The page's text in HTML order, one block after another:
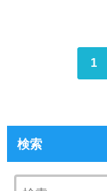
1
検索